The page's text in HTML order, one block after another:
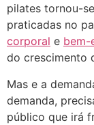
pilates tornou-
praticadas no
corporal e bem-
do crescimento
Mas e a
demanda,
público que irá